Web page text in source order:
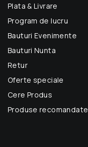
Plata & Livrare
Program de lucru
Bauturi Evenimente
Bauturi Nunta
Retur
Oferte speciale
Cere Produs
Produse recomandate